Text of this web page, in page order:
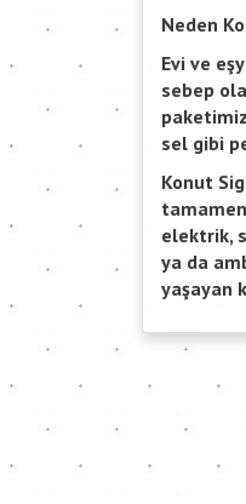
Neden
Evi ve
sebep
paketimiz
sel gibi
Konut
elektrik,
ya da
yaşayan